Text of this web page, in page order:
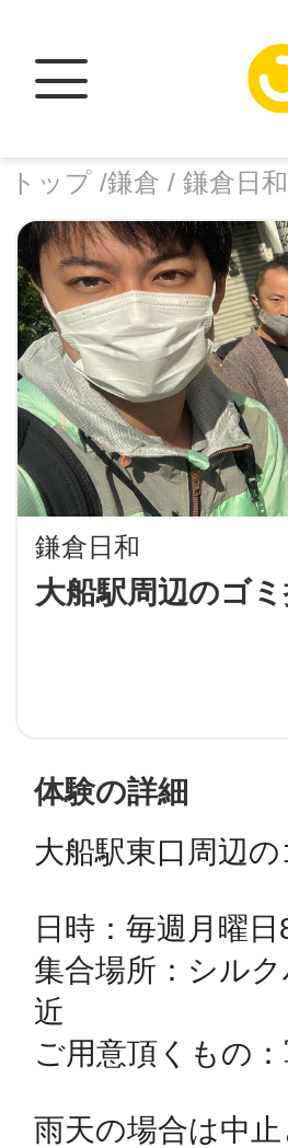
トップ /鎌倉 / 鎌倉日
鎌倉日和
大船駅周辺のゴミ
X
メール
URLを
体験の詳細
大船駅東口周辺
日時：毎週月曜
集合場所：シル
近
ご用意頂くもの
雨天の場合は中
加盟ス
地域